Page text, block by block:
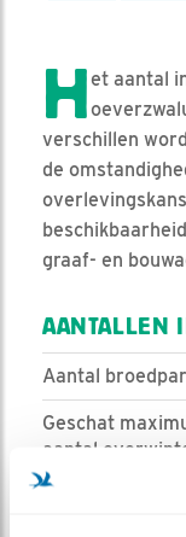
Het aantal
verschillen
de
graaf- en
AANTALLEN
Aantal
Geschat
aantal